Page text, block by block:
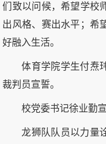
们致以问候，希望学校
出风格、赛出水平；希
好融入生活。
体育学院学生付焘
裁判员宣誓。
校党委书记徐业勤
龙狮队队员以力量